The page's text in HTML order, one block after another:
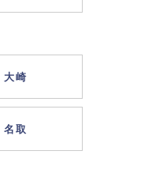
大崎
名取